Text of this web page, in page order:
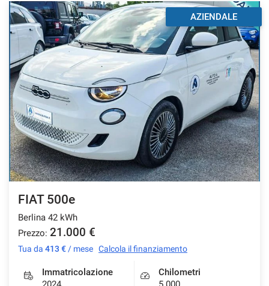
AZIENDALE
FIAT 500e
Berlina 42 kWh
Prezzo: 21.000 €
Tua da 413 € / mese Calcola il finanziamento
Immatricolazione
Chilometri